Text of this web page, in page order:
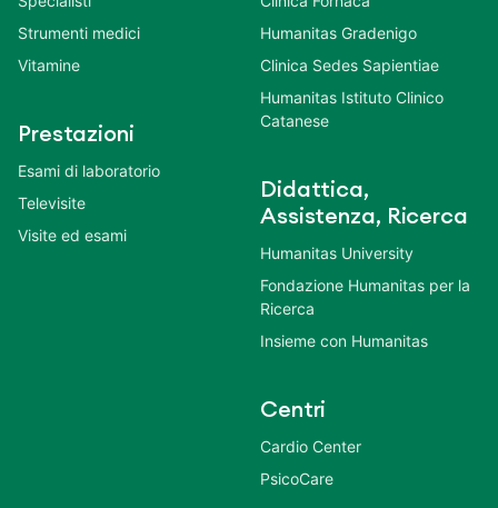
Strumenti medici
Vitamine
Prestazioni
Esami di laboratorio
Televisite
Visite ed esami
Humanitas Gradenigo
Clinica Sedes Sapientiae
Humanitas Istituto Clinico
Catanese
Didattica,
Assistenza, Ricerca
Humanitas University
Fondazione Humanitas per la
Ricerca
Insieme con Humanitas
Centri
Cardio Center
PsicoCare